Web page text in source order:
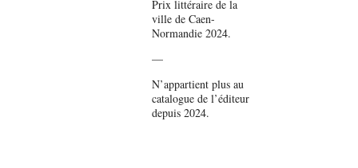
Prix littéraire de la
ville de Caen-
Normandie 2024.
—
N’appartient plus au
catalogue de l’éditeur
depuis 2024.